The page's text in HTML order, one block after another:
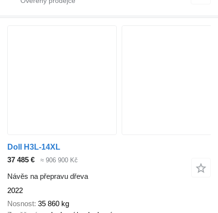
Doll H3L-14XL
37 485 €
≈ 906 900 Kč
Návěs na přepravu dřeva
2022
Nosnost 35 860 kg